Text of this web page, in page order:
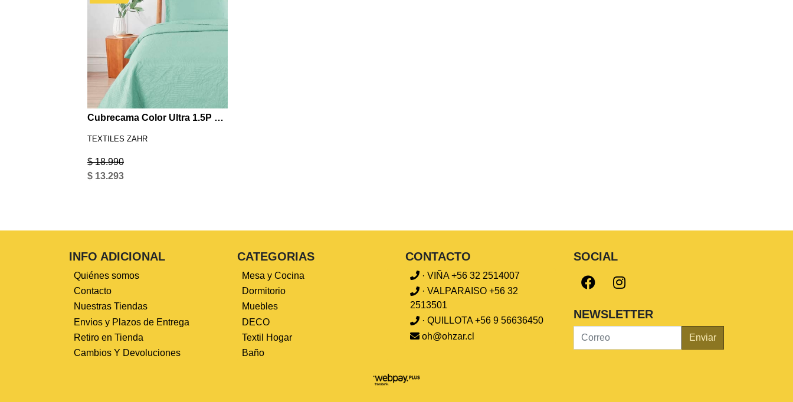
Cubrecama Color Ultra 1.5P Menta
TEXTILES ZAHR
$ 18.990
$ 13.293
INFO ADICIONAL
Quiénes somos
Contacto
Nuestras Tiendas
Envios y Plazos de Entrega
Retiro en Tienda
Cambios Y Devoluciones
CATEGORIAS
Mesa y Cocina
Dormitorio
Muebles
DECO
Textil Hogar
Baño
CONTACTO
· VIÑA +56 32 2514007
· VALPARAISO +56 32
2513501
· QUILLOTA +56 9 56636450
oh@ohzar.cl
SOCIAL
NEWSLETTER
Enviar